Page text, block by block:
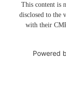
This content is
disclosed to the
with their
Powered